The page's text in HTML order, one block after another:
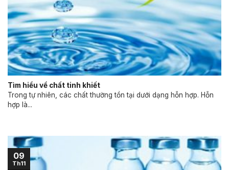
Tìm hiểu về chất tinh khiết
Trong tự nhiên, các chất thường tồn tại dưới dạng hỗn hợp. Hỗn
hợp là...
09
Th11